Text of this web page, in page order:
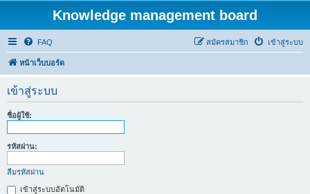
Knowledge management board
FAQ เข้าสู่ระบบ
สมัครสมาชิก
หน้าเว็บบอร์ด
เข้าสู่ระบบ
ชื่อผู้ใช้:
รหัสผ่าน:
ลืมรหัสผ่าน
เข้าสู่ระบบอัตโนมัติ